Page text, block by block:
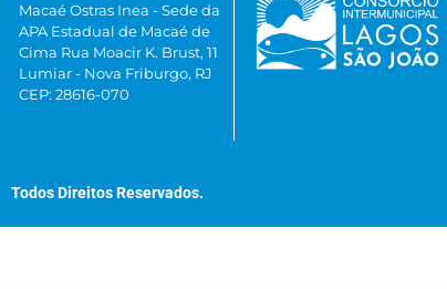
Macaé Ostras Inea - Sede da
APA Estadual de Macaé de
Cima Rua Moacir K. Brust, 11
Lumiar - Nova Friburgo, RJ
CEP: 28616-070
Todos Direitos Reservados.